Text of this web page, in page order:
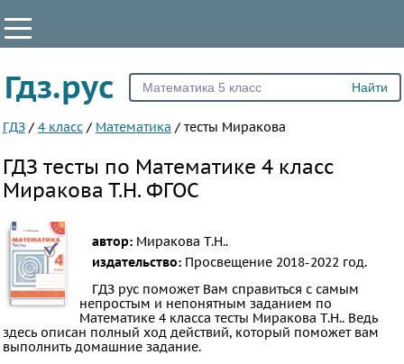
Все
1
3
4
5
6
7
8
9
10
Гдз.рус
ГДЗ / 4 класс / Математика / тесты Миракова
ГДЗ тесты по Математике 4 класс
Миракова Т.Н. ФГОС
автор: Миракова Т.Н..
издательство: Просвещение2018-2022 год.
ГДЗ рус поможет Вам справиться с самым
непростым и непонятным заданием по
Математике 4 класса тесты Миракова Т.Н.. Ведь
здесь описан полный ход действий, который поможет вам
выполнить домашние задание.